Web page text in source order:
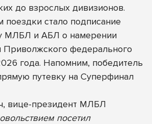
до взрослых дивизионов.
стало подписание
МЛБЛ и АБЛ о намерении
Приволжского федерального
года. Напомним, победитель
путевку на Суперфинал
вице-президент МЛБЛ
посетил